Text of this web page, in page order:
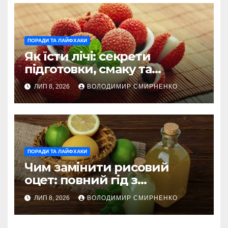
ПОРАДИ ТА ЛАЙФХАКИ
Як їсти лічі: секрети
підготовки, смаку та
корисного вживання
ЛИП 8, 2026 ВОЛОДИМИР СМИРНЕНКО
ПОРАДИ ТА ЛАЙФХАКИ
Чим замінити рисовий
оцет: повний гід з
альтернативами
ЛИП 8, 2026 ВОЛОДИМИР СМИРНЕНКО